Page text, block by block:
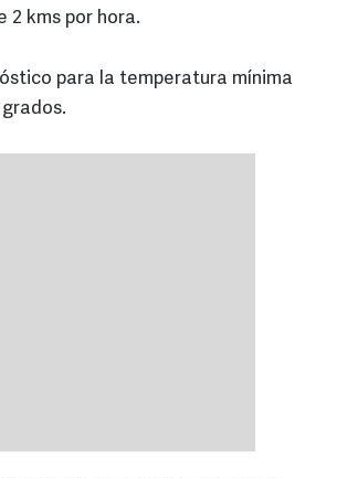
2 kms por hora.
para la temperatura mínima